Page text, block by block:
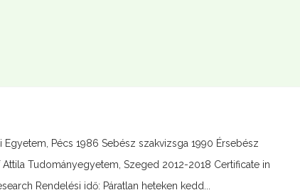
Pécs 1986 Sebész szakvizsga 1990 Érsebész
Tudományegyetem, Szeged 2012-2018 Certificate in
Rendelési idő: Páratlan heteken kedd...